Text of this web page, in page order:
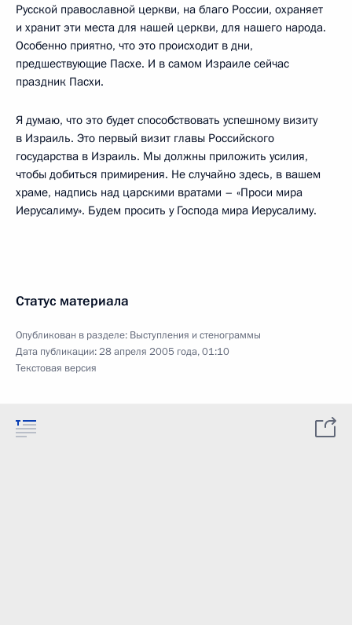
Русской православной церкви, на благо России, охраняет
и хранит эти места для нашей церкви, для нашего народа.
Особенно приятно, что это происходит в дни,
предшествующие Пасхе. И в самом Израиле сейчас
праздник Пасхи.
Я думаю, что это будет способствовать успешному визиту
в Израиль. Это первый визит главы Российского
государства в Израиль. Мы должны приложить усилия,
чтобы добиться примирения. Не случайно здесь, в вашем
храме, надпись над царскими вратами – «Проси мира
Иерусалиму». Будем просить у Господа мира Иерусалиму.
Статус материала
Опубликован в разделе: Выступления и стенограммы
Дата публикации:28 апреля 2005 года, 01:10
Текстовая версия